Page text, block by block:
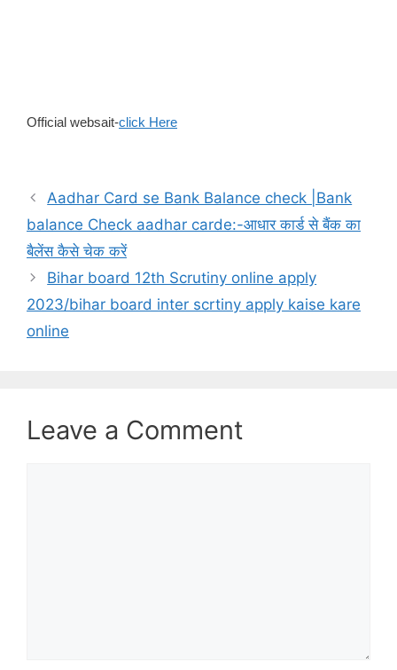
Official websait-click Here
Aadhar Card se Bank Balance check |Bank
balance Check aadhar carde:-आधार कार्ड से बैंक का
बैलेंस कैसे चेक करें
Bihar board 12th Scrutiny online apply
2023/bihar board inter scrtiny apply kaise kare
online
Leave a Comment